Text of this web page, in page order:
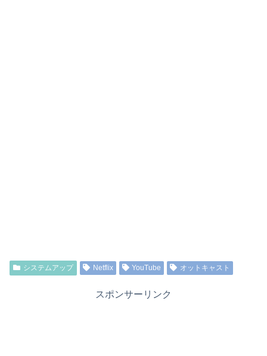
システムアップ Netflix YouTube オットキャスト
スポンサーリンク